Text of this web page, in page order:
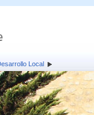
Local